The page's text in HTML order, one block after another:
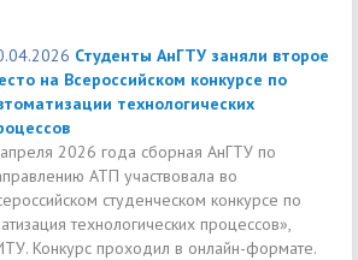
Студенты АнГТУ заняли второе
на Всероссийском конкурсе по
технологических
2026 года сборная АнГТУ по
АТП участвовала во
студенческом конкурсе по
технологических процессов»,
Конкурс проходил в онлайн-формате.